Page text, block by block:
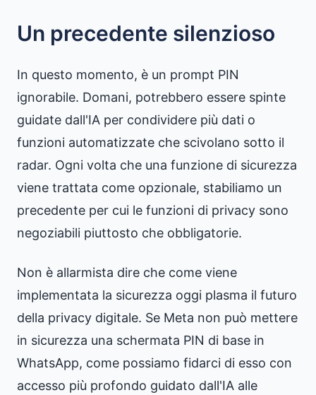
Un precedente silenzioso
In questo momento, è un prompt PIN
ignorabile. Domani, potrebbero essere spinte
guidate dall'IA per condividere più dati o
funzioni automatizzate che scivolano sotto il
radar. Ogni volta che una funzione di sicurezza
viene trattata come opzionale, stabiliamo un
precedente per cui le funzioni di privacy sono
negoziabili piuttosto che obbligatorie.
Non è allarmista dire che come viene
implementata la sicurezza oggi plasma il futuro
della privacy digitale. Se Meta non può mettere
in sicurezza una schermata PIN di base in
WhatsApp, come possiamo fidarci di esso con
accesso più profondo guidato dall'IA alle